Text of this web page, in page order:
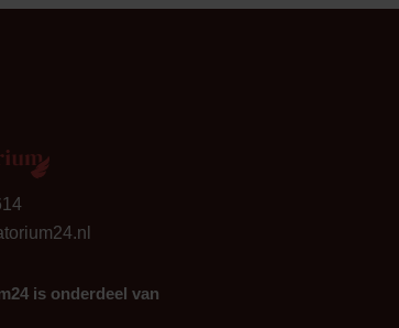
is onderdeel van